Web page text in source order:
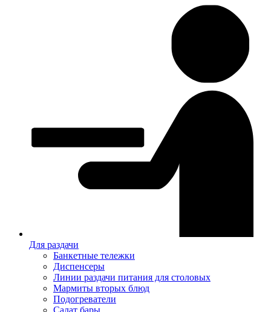
Для раздачи
Банкетные тележки
Диспенсеры
Линии раздачи питания для столовых
Мармиты вторых блюд
Подогреватели
Салат бары